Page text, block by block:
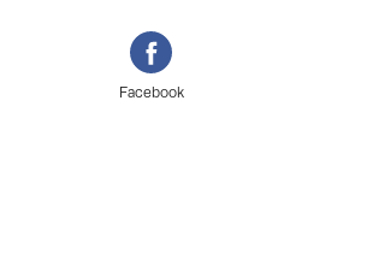
Facebook